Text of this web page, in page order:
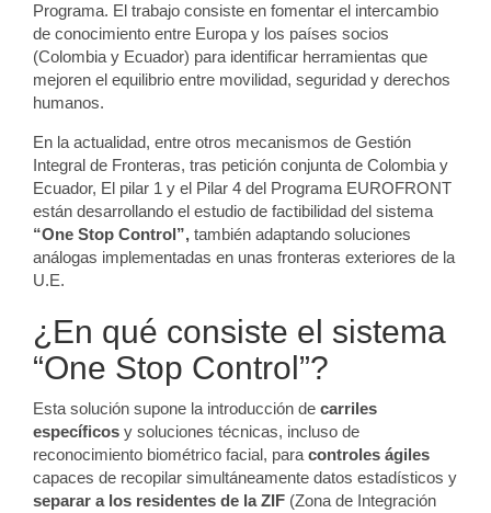
Programa. El trabajo consiste en fomentar el intercambio
de conocimiento entre Europa y los países socios
(Colombia y Ecuador) para identificar herramientas que
mejoren el equilibrio entre movilidad, seguridad y derechos
humanos.
En la actualidad, entre otros mecanismos de Gestión
Integral de Fronteras, tras petición conjunta de Colombia y
Ecuador, El pilar 1 y el Pilar 4 del Programa EUROFRONT
están desarrollando el estudio de factibilidad del sistema
“One Stop Control”, también adaptando soluciones
análogas implementadas en unas fronteras exteriores de la
U.E.
¿En qué consiste el sistema
“One Stop Control”?
Esta solución supone la introducción de carriles
específicos y soluciones técnicas, incluso de
reconocimiento biométrico facial, para controles ágiles
capaces de recopilar simultáneamente datos estadísticos y
separar a los residentes de la ZIF (Zona de Integración